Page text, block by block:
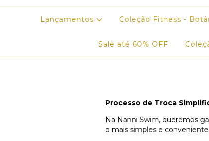
Lançamentos Coleção Fitness -
Sale até 60% OFF
Processo de Troca
Na Nanni Swim, queremos
o mais simples e